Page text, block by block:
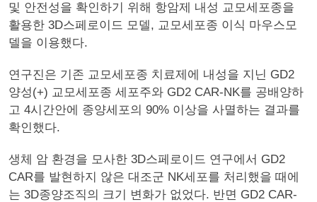
및 안전성을 확인하기 위해 항암제 내성 교모세포종을
활용한 3D스페로이드 모델, 교모세포종 이식 마우스모
델을 이용했다.
연구진은 기존 교모세포종 치료제에 내성을 지닌 GD2
양성(+) 교모세포종 세포주와 GD2 CAR-NK를 공배양하
고 4시간안에 종양세포의 90% 이상을 사멸하는 결과를
확인했다.
생체 암 환경을 모사한 3D스페로이드 연구에서 GD2
CAR를 발현하지 않은 대조군 NK세포를 처리했을 때에
는 3D종양조직의 크기 변화가 없었다. 반면 GD2 CAR-